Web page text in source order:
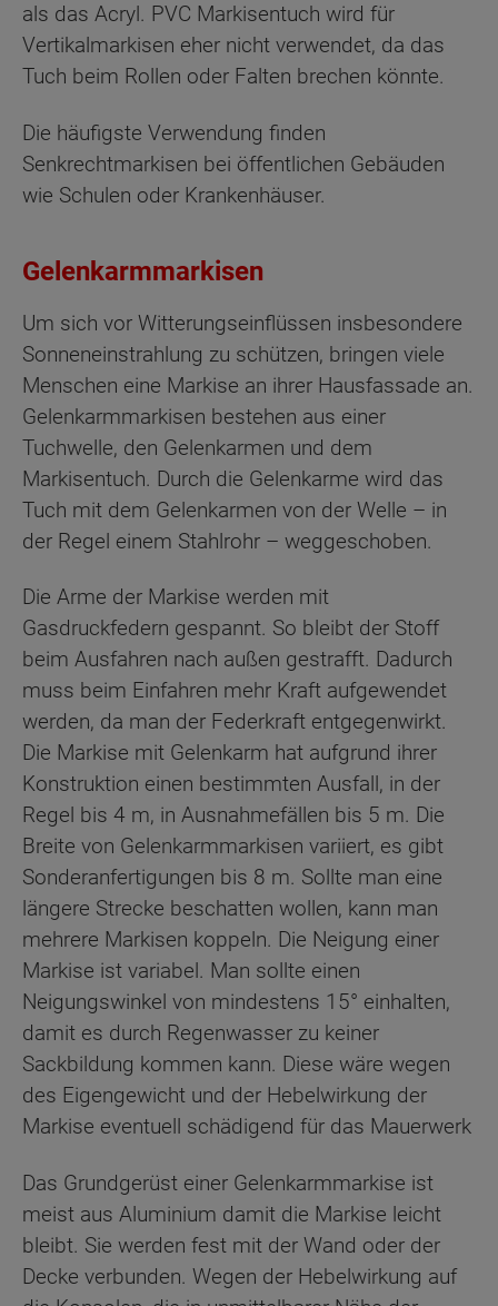
als das Acryl. PVC Markisentuch wird für
Vertikalmarkisen eher nicht verwendet, da das
Tuch beim Rollen oder Falten brechen könnte.
Die häufigste Verwendung finden
Senkrechtmarkisen bei öffentlichen Gebäuden
wie Schulen oder Krankenhäuser.
Gelenkarmmarkisen
Um sich vor Witterungseinflüssen insbesondere
Sonneneinstrahlung zu schützen, bringen viele
Menschen eine Markise an ihrer Hausfassade an.
Gelenkarmmarkisen bestehen aus einer
Tuchwelle, den Gelenkarmen und dem
Markisentuch. Durch die Gelenkarme wird das
Tuch mit dem Gelenkarmen von der Welle – in
der Regel einem Stahlrohr – weggeschoben.
Die Arme der Markise werden mit
Gasdruckfedern gespannt. So bleibt der Stoff
beim Ausfahren nach außen gestrafft. Dadurch
muss beim Einfahren mehr Kraft aufgewendet
werden, da man der Federkraft entgegenwirkt.
Die Markise mit Gelenkarm hat aufgrund ihrer
Konstruktion einen bestimmten Ausfall, in der
Regel bis 4 m, in Ausnahmefällen bis 5 m. Die
Breite von Gelenkarmmarkisen variiert, es gibt
Sonderanfertigungen bis 8 m. Sollte man eine
längere Strecke beschatten wollen, kann man
mehrere Markisen koppeln. Die Neigung einer
Markise ist variabel. Man sollte einen
Neigungswinkel von mindestens 15° einhalten,
damit es durch Regenwasser zu keiner
Sackbildung kommen kann. Diese wäre wegen
des Eigengewicht und der Hebelwirkung der
Markise eventuell schädigend für das Mauerwerk
Das Grundgerüst einer Gelenkarmmarkise ist
meist aus Aluminium damit die Markise leicht
bleibt. Sie werden fest mit der Wand oder der
Decke verbunden. Wegen der Hebelwirkung auf